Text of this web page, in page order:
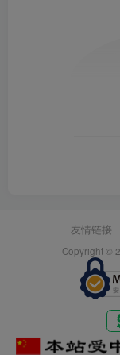
友情链接
Copyright ©